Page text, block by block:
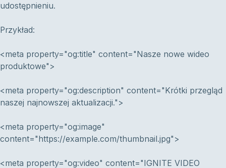
udostępnieniu.
Przykład:
<meta property="og:title" content="Nasze nowe wideo
produktowe">
<meta property="og:description" content="Krótki przegląd
naszej najnowszej aktualizacji.">
<meta property="og:image"
content="https://example.com/thumbnail.jpg">
<meta property="og:video" content="IGNITE VIDEO